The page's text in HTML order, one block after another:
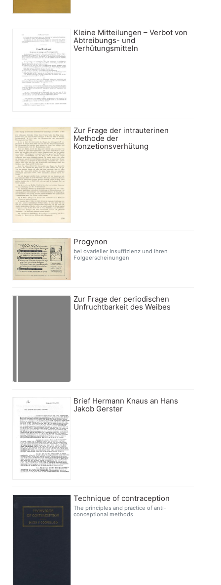
Kleine Mitteilungen – Verbot von
Abtreibungs- und
Verhütungsmitteln
Zur Frage der intrauterinen
Methode der
Konzetionsverhütung
Progynon
bei ovarieller Insuffizienz und ihren
Folgeerscheinungen
Zur Frage der periodischen
Unfruchtbarkeit des Weibes
Brief Hermann Knaus an Hans
Jakob Gerster
Technique of contraception
The principles and practice of anti-
conceptional methods